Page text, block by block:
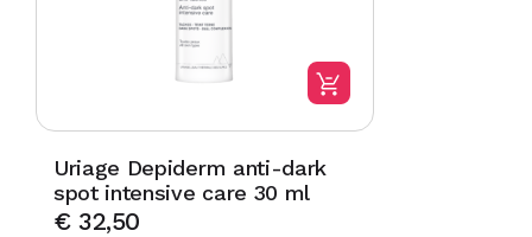
Uriage Depiderm anti-dark
spot intensive care 30 ml
€32,50